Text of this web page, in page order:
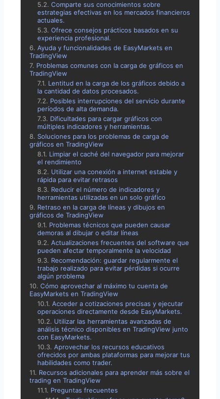
Comparte sus conocimientos sobre
estrategias efectivas en los mercados financieros
actuales.
Ofrece consejos prácticos basados en su
experiencia profesional.
Ayuda y funcionalidades de EasyMarkets en
TradingView
Problemas comunes con la carga de gráficos en
TradingView
Lentitud en la carga de los gráficos debido a
la cantidad de datos procesados.
Posibles interrupciones del servicio durante
períodos de alta demanda.
Dificultades para cargar gráficos con
múltiples indicadores y herramientas.
Soluciones para los problemas de carga de
gráficos en TradingView
Limpiar el caché del navegador para mejorar
el rendimiento
Utilizar una conexión a internet estable y
rápida para evitar retrasos
Reducir el número de indicadores y
herramientas utilizadas en un solo gráfico
Retraso en la carga de líneas y dibujos en
gráficos de TradingView
Problemas técnicos que pueden causar
demoras al dibujar o editar líneas
Actualizaciones frecuentes del software que
pueden afectar temporalmente la velocidad
Recomendación: guardar regularmente el
trabajo realizado para evitar pérdidas si ocurre
algún problema
Cómo aprovechar al máximo tu cuenta de
EasyMarkets en TradingView
Acceder a cotizaciones precisas y ejecutar
operaciones directamente desde EasyMarkets.
Utilizar las herramientas avanzadas de
análisis técnico disponibles en TradingView junto
con EasyMarkets.
Aprovechar los recursos educativos
ofrecidos por ambas plataformas para mejorar tus
habilidades como trader.
Recursos adicionales para aprender más sobre el
trading en TradingView
Preguntas frecuentes